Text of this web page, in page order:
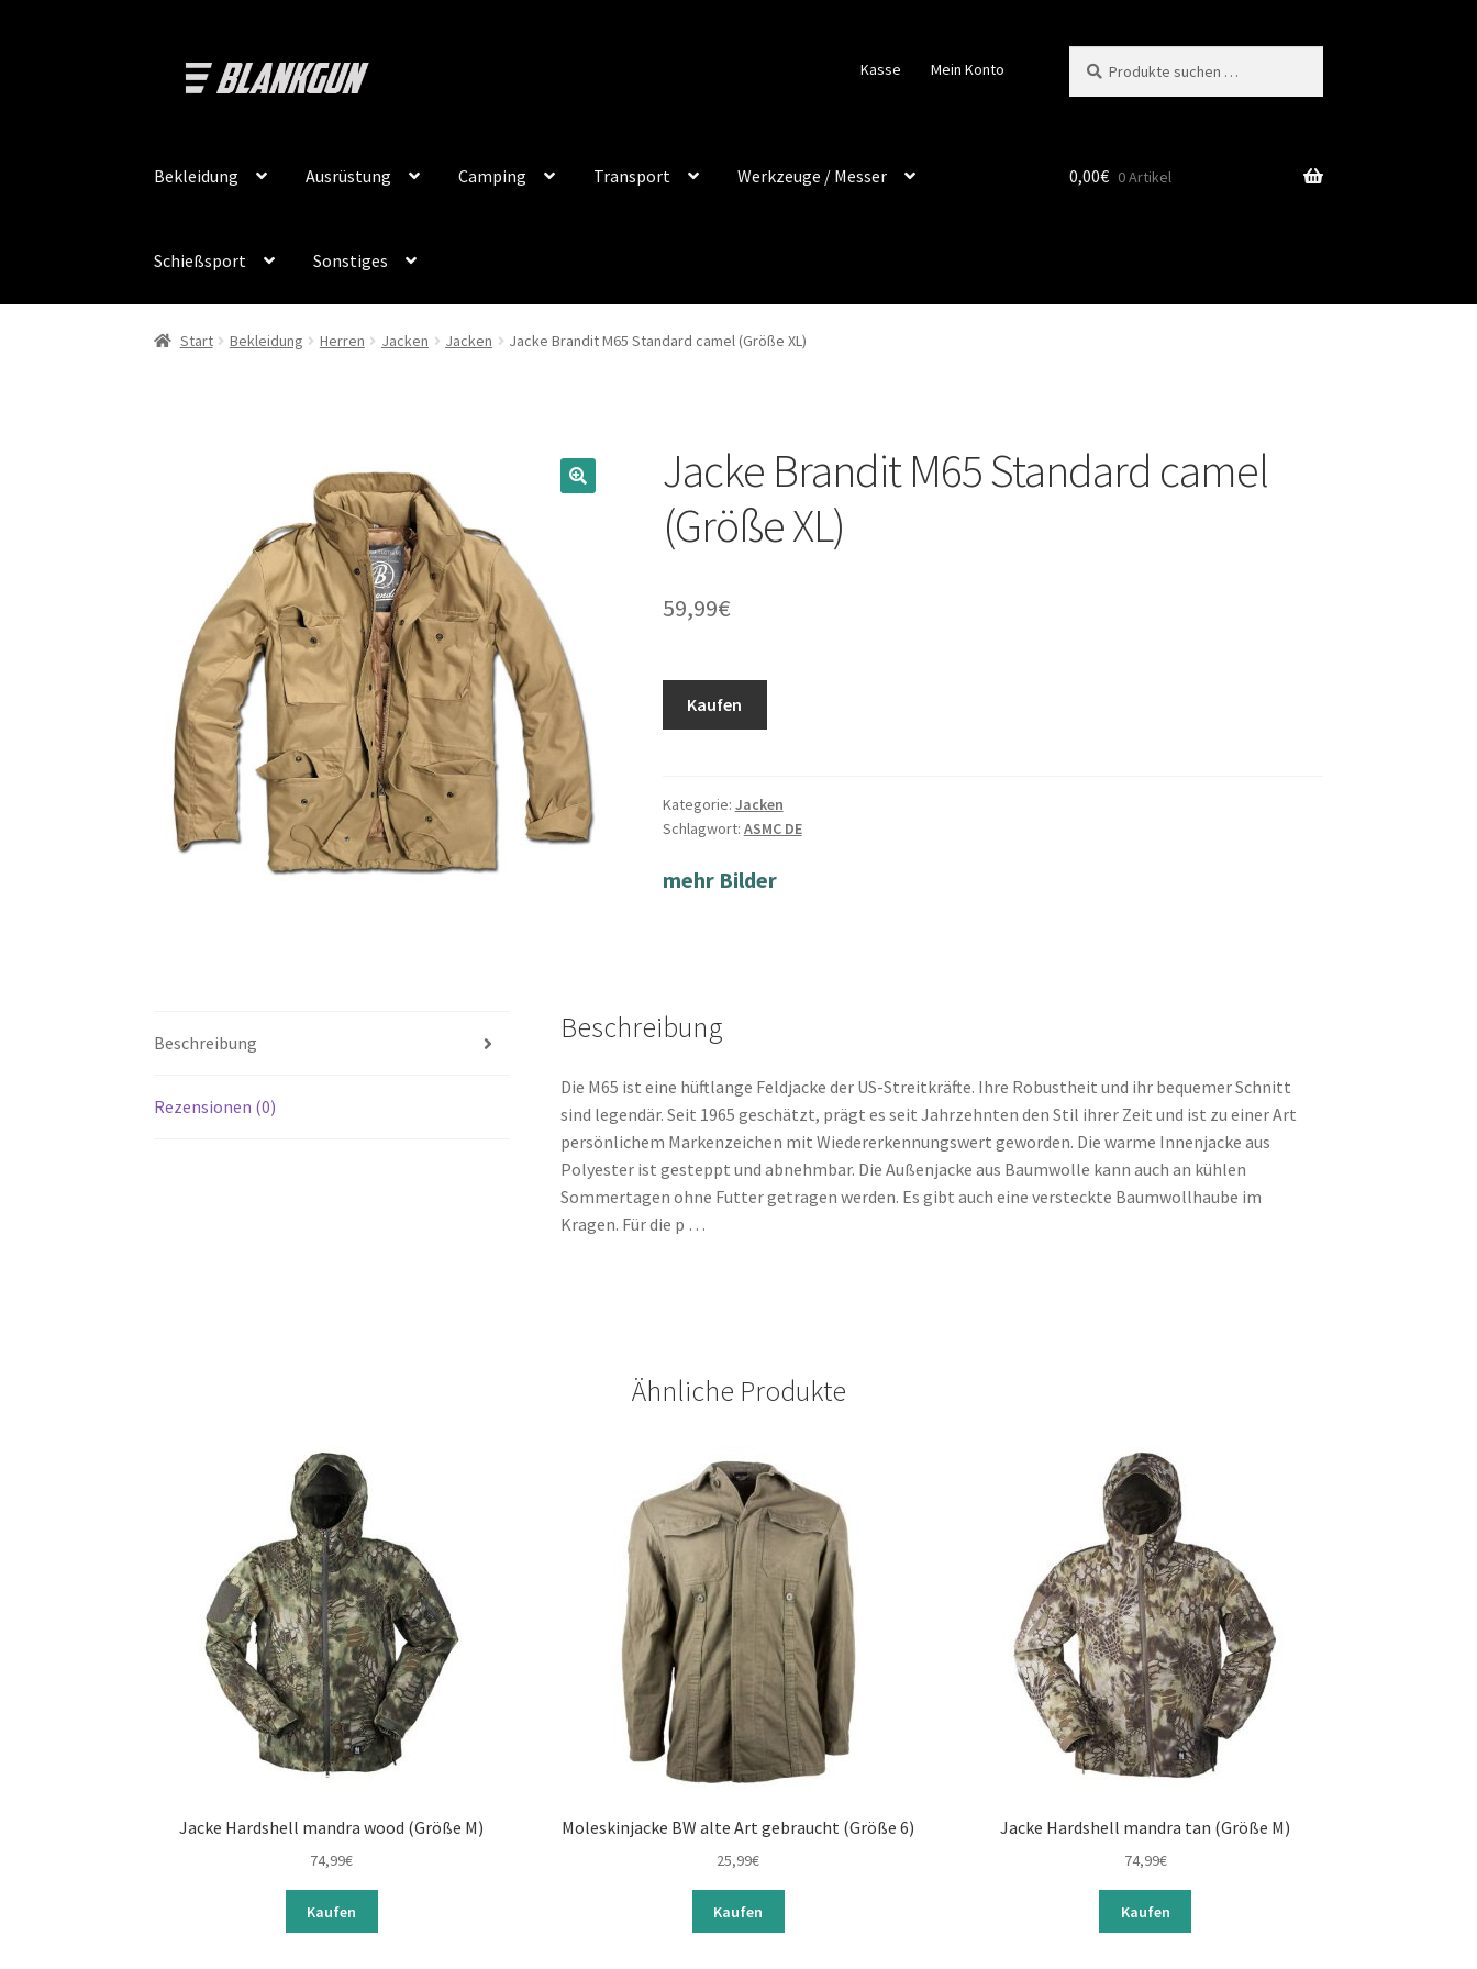
Navigation
Zum
Inhalt
Kasse Mein Konto
nach:
Bekleidung Ausrüstung Camping Transport Werkzeuge / Messer
Schießsport Sonstiges
0,00€ 0 Artikel
Start Bekleidung Herren Jacken Jacken Jacke Brandit M65 Standard camel (Größe XL)
Jacke Brandit M65 Standard camel
(Größe XL)
59,99€
Kaufen
Kategorie: Jacken
Schlagwort: ASMC DE
mehr Bilder
Beschreibung
Rezensionen (0)
Beschreibung
Die M65 ist eine hüftlange Feldjacke der US-Streitkräfte. Ihre Robustheit und ihr bequemer Schnitt
sind legendär. Seit 1965 geschätzt, prägt es seit Jahrzehnten den Stil ihrer Zeit und ist zu einer Art
persönlichem Markenzeichen mit Wiedererkennungswert geworden. Die warme Innenjacke aus
Polyester ist gesteppt und abnehmbar. Die Außenjacke aus Baumwolle kann auch an kühlen
Sommertagen ohne Futter getragen werden. Es gibt auch eine versteckte Baumwollhaube im
Kragen. Für die p …
Ähnliche Produkte
Jacke Hardshell mandra wood (Größe M)
74,99€
Kaufen
Moleskinjacke BW alte Art gebraucht (Größe 6)
25,99€
Kaufen
Jacke Hardshell mandra tan (Größe M)
74,99€
Kaufen